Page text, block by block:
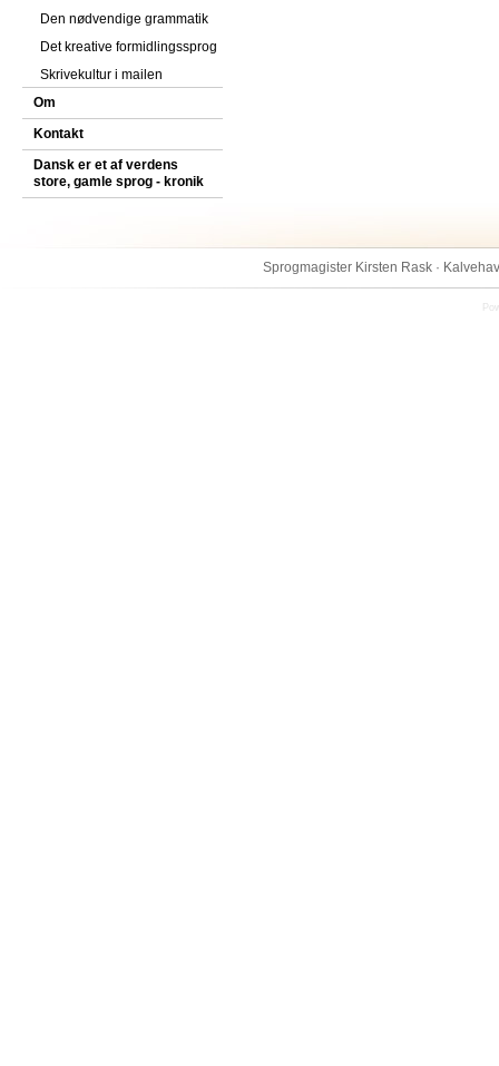
Den nødvendige grammatik
Det kreative formidlingssprog
Skrivekultur i mailen
Om
Kontakt
Dansk er et af verdens
store, gamle sprog - kronik
Sprogmagister Kirsten Rask ·